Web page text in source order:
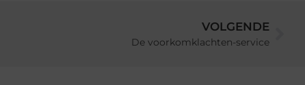
VOLGENDE
De voorkomklachten-service